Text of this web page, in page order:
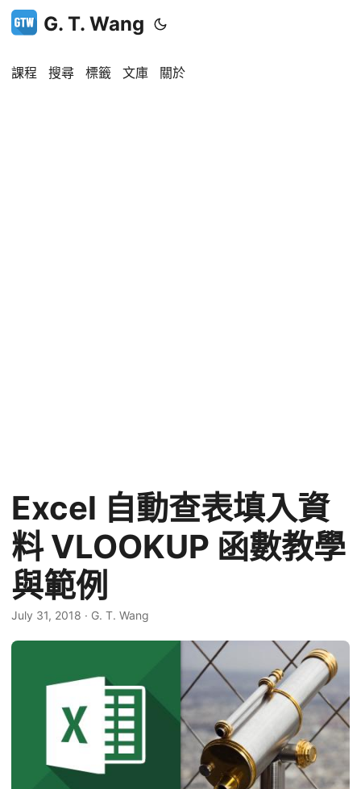
G. T. Wang
課程 搜尋 標籤 文庫 關於
Excel 自動查表填入資
料 VLOOKUP 函數教學
與範例
July 31, 2018 · G. T. Wang